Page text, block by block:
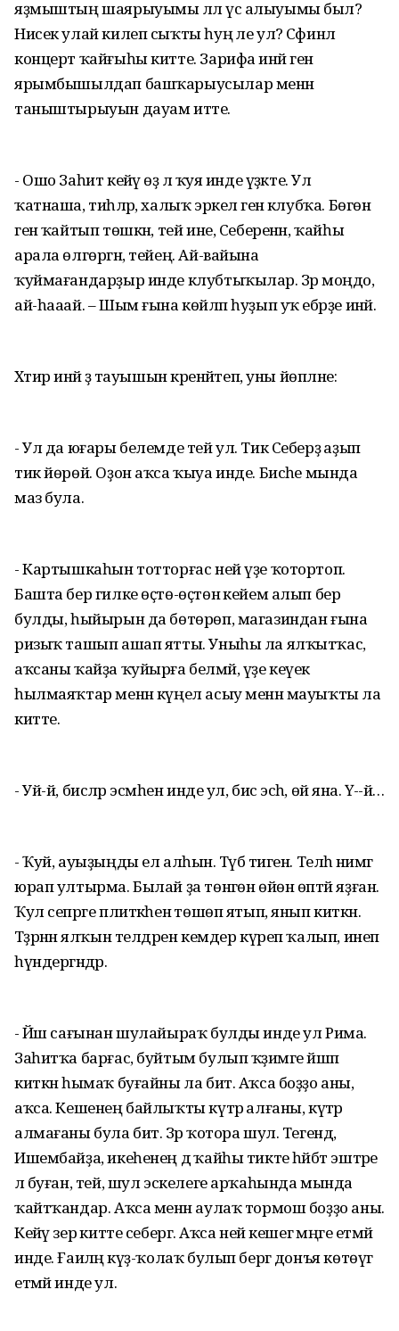
яҙмыштың шаярыуымы әллә үс алыуымы был?
Нисек улай килеп сыҡты һуң әле ул? Сәфинәлә
концерт ҡайғыһы китте. Зарифа инәй генә
ярымбышылдап башҡарыусылар менән
таныштырыуын дауам итте.
- Ошо Заһит кейәү өҙә лә ҡуя инде үҙәкте. Ул
ҡатнаша, тиһәләр, халыҡ эркелә генә клубҡа. Бөгөн
генә ҡайтып төшкән, тей ине, Себеренән, ҡайһы
арала өлгөргән, тейең. Ай-вайына
ҡуймағандарҙыр инде клубтыҡылар. Зәрә моңдо,
ай-һааай. – Шым ғына көйләп һуҙып уҡ ебәрҙе инәй.
Хәтирә инәй ҙә тауышын әкренәйтеп, уны йөпләне:
- Ул да юғары белемде тей ул. Тик Себерҙә аҙып
тик йөрөй. Оҙон аҡса ҡыуа инде. Бисәһе мында
маз була.
- Картышкаһын тотторғас ней үҙе ҡотортоп.
Башта бер гилке өҫтө-өҫтөнә кейем алып бер
булды, һыйырын да бөтөрөп, магазиндан ғына
ризыҡ ташып ашап ятты. Уныһы ла ялҡытҡас,
аҡсаны ҡайҙа ҡуйырға белмәй, үҙе кеүек
һылмаяҡтар менән күңел асыу менән мауыҡты ла
китте.
- Уй-й, бисәләр эсмәһен инде ул, бисә эсһә, өй яна. Үә-ә-әй…
- Ҡуй, ауыҙыңды ел алһын. Тәүбә тиген. Теләһә нимәгә
юрап ултырма. Былай ҙа төнәгөн өйөн өптәй яҙған.
Ҡул сепрәге плиткәһенә төшөп ятып, янып киткән.
Тәҙрәнән ялҡын телдәрен кемдер күреп ҡалып, инеп
һүндергәндәр.
- Йәш сағынан шулайыраҡ булды инде ул Рима.
Заһитҡа барғас, буйтым булып ҡәҙимге йәшәп
киткән һымаҡ буғайны ла бит. Аҡса боҙҙо аны,
аҡса. Кешенең байлыҡты күтәрә алғаны, күтәрә
алмағаны була бит. Зәрә ҡотора шул. Тегендә,
Ишембайҙа, икеһенең дә ҡайһы тикте һәйбәт эштәре
лә буған, тей, шул эскелеге арҡаһында мында
ҡайтҡандар. Аҡса менән аулаҡ тормош боҙҙо аны.
Кейәү зерә китте себергә. Аҡса ней кешегә мәңге етмәй
инде. Ғаиләңә күҙ-ҡолаҡ булып бергә донъя көтөүгә
етмәй инде ул.